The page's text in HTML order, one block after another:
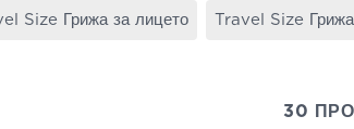
Size Грижа за лицето Travel Size
30